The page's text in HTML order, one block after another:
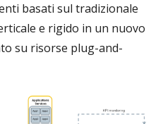
basati sul tradizionale
e rigido in un nuovo
su risorse plug-and-